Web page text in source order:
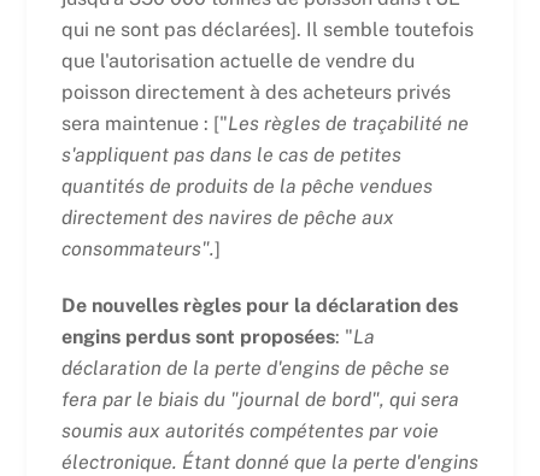
qui ne sont pas déclarées]. Il semble toutefois
que l'autorisation actuelle de vendre du
poisson directement à des acheteurs privés
sera maintenue : ["Les règles de traçabilité ne
s'appliquent pas dans le cas de petites
quantités de produits de la pêche vendues
directement des navires de pêche aux
consommateurs".]
De nouvelles règles pour la déclaration des
engins perdus sont proposées: "La
déclaration de la perte d'engins de pêche se
fera par le biais du "journal de bord", qui sera
soumis aux autorités compétentes par voie
électronique. Étant donné que la perte d'engins